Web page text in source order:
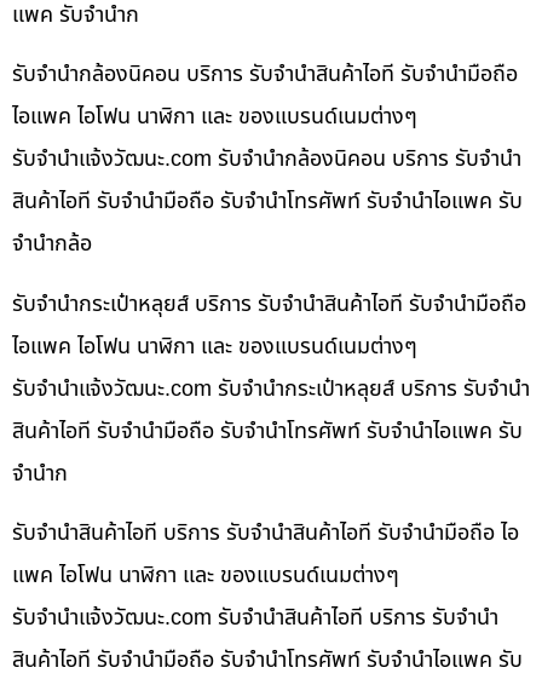
แพค รับจำนำก
รับจำนำกล้องนิคอน บริการ รับจำนำสินค้าไอที รับจำนำมือถือ
ไอแพค ไอโฟน นาฬิกา และ ของแบรนด์เนมต่างๆ
รับจํานําแจ้งวัฒนะ.com รับจำนำกล้องนิคอน บริการ รับจำนำ
สินค้าไอที รับจำนำมือถือ รับจำนำโทรศัพท์ รับจำนำไอแพค รับ
จำนำกล้อ
รับจำนำกระเป๋าหลุยส์ บริการ รับจำนำสินค้าไอที รับจำนำมือถือ
ไอแพค ไอโฟน นาฬิกา และ ของแบรนด์เนมต่างๆ
รับจํานําแจ้งวัฒนะ.com รับจำนำกระเป๋าหลุยส์ บริการ รับจำนำ
สินค้าไอที รับจำนำมือถือ รับจำนำโทรศัพท์ รับจำนำไอแพค รับ
จำนำก
รับจำนำสินค้าไอที บริการ รับจำนำสินค้าไอที รับจำนำมือถือ ไอ
แพค ไอโฟน นาฬิกา และ ของแบรนด์เนมต่างๆ
รับจํานําแจ้งวัฒนะ.com รับจำนำสินค้าไอที บริการ รับจำนำ
สินค้าไอที รับจำนำมือถือ รับจำนำโทรศัพท์ รับจำนำไอแพค รับ